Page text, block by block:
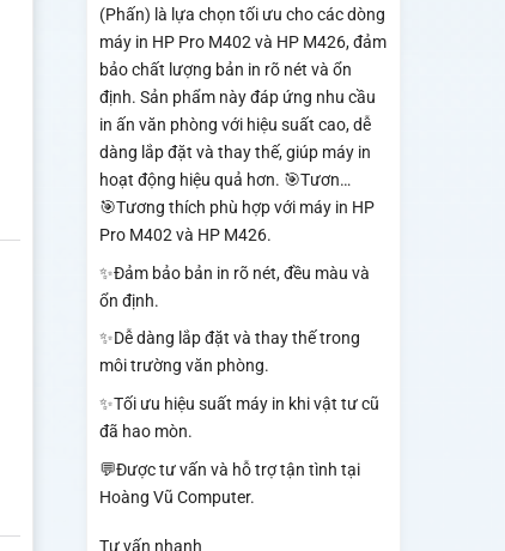
(Phấn) là lựa chọn tối ưu cho các dòng
máy in HP Pro M402 và HP M426, đảm
bảo chất lượng bản in rõ nét và ổn
định. Sản phẩm này đáp ứng nhu cầu
in ấn văn phòng với hiệu suất cao, dễ
dàng lắp đặt và thay thế, giúp máy in
hoạt động hiệu quả hơn. 🎯Tươn…
🎯Tương thích phù hợp với máy in HP
Pro M402 và HP M426.
✨Đảm bảo bản in rõ nét, đều màu và
ổn định.
✨Dễ dàng lắp đặt và thay thế trong
môi trường văn phòng.
✨Tối ưu hiệu suất máy in khi vật tư cũ
đã hao mòn.
💬Được tư vấn và hỗ trợ tận tình tại
Hoàng Vũ Computer.